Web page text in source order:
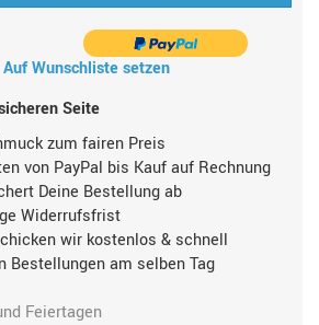
Auf Wunschliste setzen
Seite
zum fairen Preis
von PayPal bis Kauf auf Rechnung
Deine Bestellung ab
Widerrufsfrist
wir kostenlos & schnell
Bestellungen am selben Tag
Feiertagen